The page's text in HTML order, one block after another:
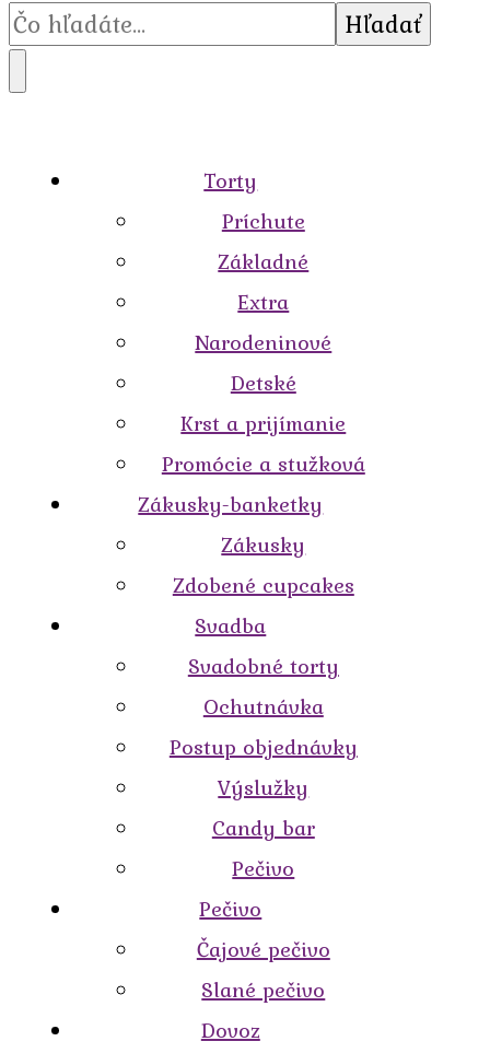
Torty
Príchute
Základné
Extra
Narodeninové
Detské
Krst a prijímanie
Promócie a stužková
Zákusky-banketky
Zákusky
Zdobené cupcakes
Svadba
Svadobné torty
Ochutnávka
Postup objednávky
Výslužky
Candy bar
Pečivo
Pečivo
Čajové pečivo
Slané pečivo
Dovoz